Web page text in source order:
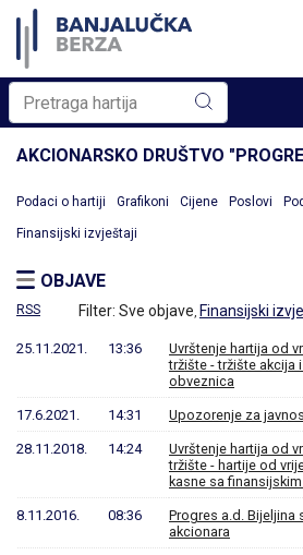
AKCIONARSKO DRUŠTVO
Podaci o hartiji Grafikoni Cijene Poslovi
Finansijski izvještaji
OBJAVE
RSS Filter: Sve objave, Finansijski
25.11.2021. 13:36
Uvrštenje hartija od
tržište - tržište akcija
obveznica
17.6.2021. 14:31 Upozorenje za
28.11.2018. 14:24
Uvrštenje hartija od
tržište - hartije od
kasne sa
8.11.2016. 08:36
Progres a.d. Bijeljina
akcionara